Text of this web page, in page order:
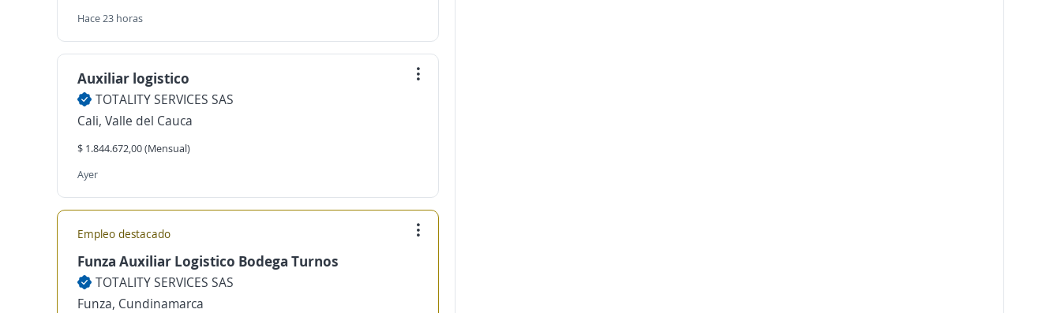
Hace 23 horas
Auxiliar logistico
TOTALITY SERVICES SAS
Cali, Valle del Cauca
$ 1.844.672,00 (Mensual)
Ayer
Empleo destacado
Funza Auxiliar Logistico Bodega Turnos
TOTALITY SERVICES SAS
Funza, Cundinamarca